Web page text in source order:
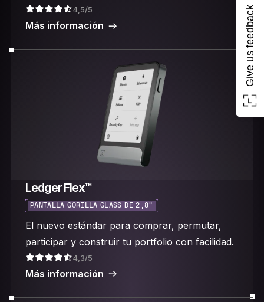
4,5/5
Más información
Ledger Flex™
PANTALLA GORILLA GLASS DE 2,8"
El nuevo estándar para comprar, permutar,
participar y construir tu portfolio con facilidad.
4,3/5
Más información
Give us feedback